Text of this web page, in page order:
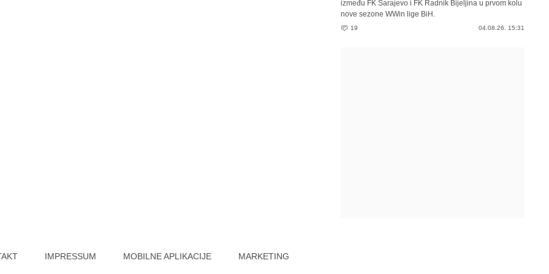
između FK Sarajevo i FK Radnik Bijeljina u prvom kolu
nove sezone WWin lige BiH.
19 04.08.26. 15:31
IMPRESSUM MOBILNE APLIKACIJE MARKETING